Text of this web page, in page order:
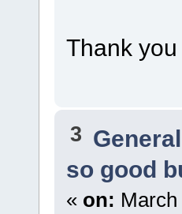
Thank
3
so good
« on: